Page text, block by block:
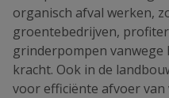
organisch afval werken,
groentebedrijven,
grinderpompen
kracht. Ook in de
voor efficiënte afvoer